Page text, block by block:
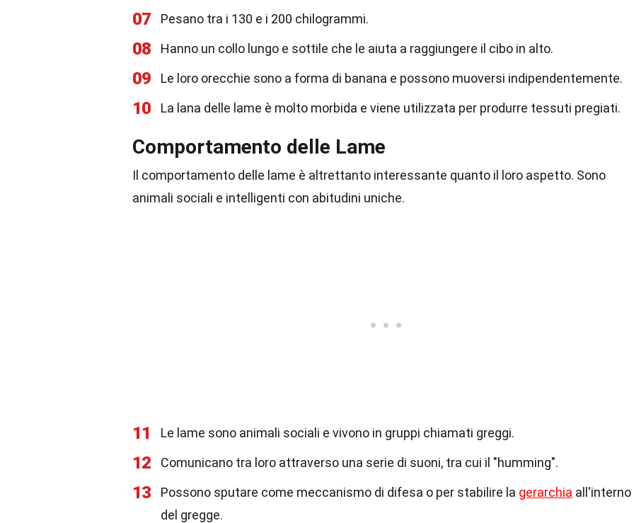
07 Pesano tra i 130 e i 200 chilogrammi.
08 Hanno un collo lungo e sottile che le aiuta a raggiungere il cibo in alto.
09 Le loro orecchie sono a forma di banana e possono muoversi indipendentemente.
10 La lana delle lame è molto morbida e viene utilizzata per produrre tessuti pregiati.
Comportamento delle Lame
Il comportamento delle lame è altrettanto interessante quanto il loro aspetto. Sono
animali sociali e intelligenti con abitudini uniche.
11 Le lame sono animali sociali e vivono in gruppi chiamati greggi.
12 Comunicano tra loro attraverso una serie di suoni, tra cui il "humming".
13 Possono sputare come meccanismo di difesa o per stabilire la gerarchia all'interno
del gregge.